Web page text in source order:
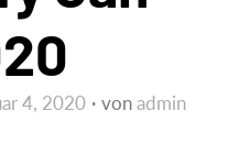
4, 2020 vonadmin